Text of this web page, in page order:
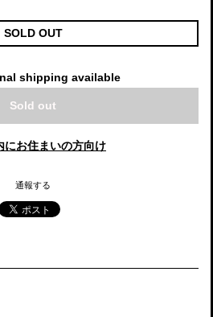
SOLD OUT
shipping available
Sold out
にお住まいの方向け
通報する